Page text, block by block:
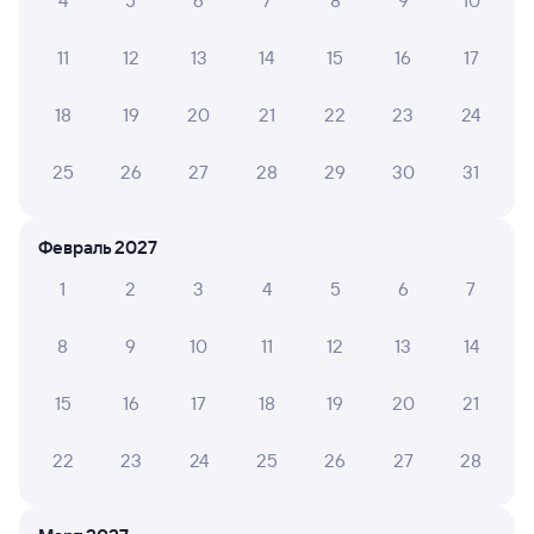
в Новокузнецк (ж/д вокзал)
1 д 41 м в пути
от 4 ⁠079 ⁠₽ 5 ⁠072 ⁠₽ 14 ⁠752 ⁠₽
Выберите дату
Ессентуки
1 д 41 м в пути
11 12 13 14 15 16 17
18 19 20 21 22 23 24
25 26 27 28 29 30 31
Февраль 2027
1
2 3 4 5 6 7
8 9 10 11 12 13 14
15 16 17 18 19 20 21
22 23 24 25 26 27 28